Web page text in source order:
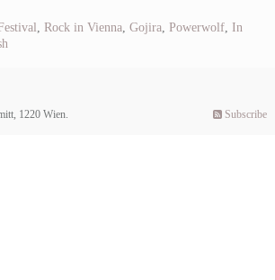
Rock in Vienna Gojira Powerwolf, In
1220 Wien. Subscribe